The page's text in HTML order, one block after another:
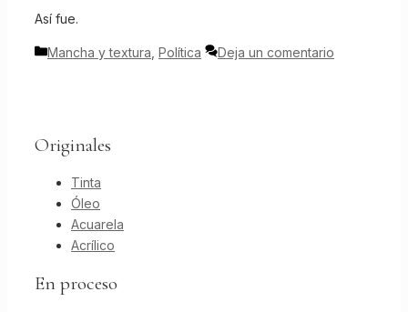
Así fue.
Categorías
Mancha y textura Política Deja un comentario
Originales
Tinta
Óleo
Acuarela
Acrílico
En proceso